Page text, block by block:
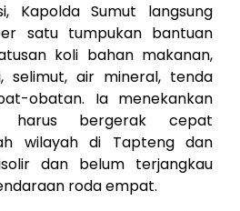
Kapolda Sumut langsung
satu tumpukan bantuan
koli bahan makanan,
selimut, air mineral, tenda
obatan. Ia menekankan
harus bergerak cepat
wilayah di Tapteng dan
dan belum terjangkau
roda empat.